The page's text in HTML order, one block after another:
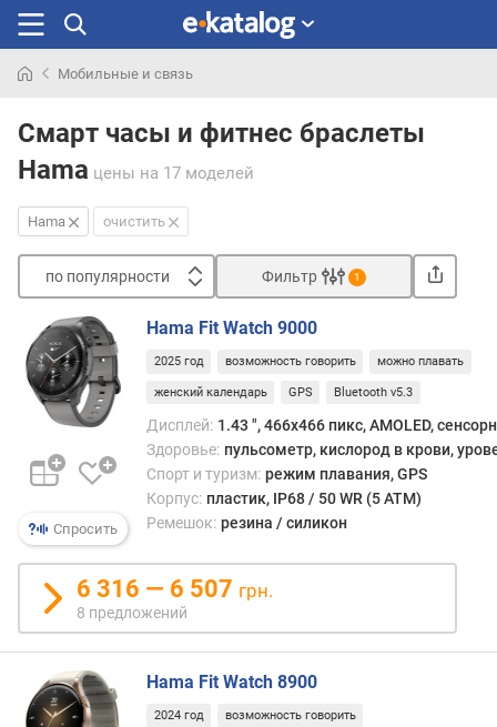
раньше
Мобильные и связь
Смарт часы и фитнес браслеты
Hama цены на 17 моделей
Hama очистить
по популярности
п
о
п
о
у
л
р
н
с
о
т
Фильтр 1
Спросить
Hama Fit Watch 9000
2025 год возможность говорить можно плавать
женский календарь GPS Bluetooth v5.3
Дисплей: 1.43 ", 466x466 пикс, AMOLED,
Здоровье: пульсометр, кислород в крови,
Спорт и туризм: режим плавания, GPS
Корпус: пластик, IP68 / 50 WR (5 ATM)
Ремешок: резина / силикон
6 316 — 6 507 грн.
8 предложений
Hama Fit Watch 8900
2024 год возможность говорить